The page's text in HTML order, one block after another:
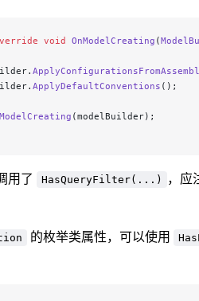
void OnModelCreating (
ApplyDefaultConventions ();
(modelBuilder);
用了 HasQueryFilter(...)
，应
的枚举类属性，可以使用